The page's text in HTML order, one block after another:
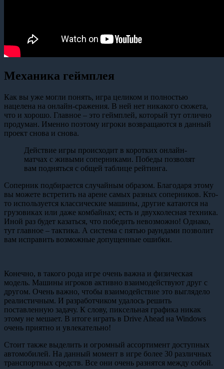
Механика геймплея
Как вы уже могли понять, игра целиком и полностью
нацелена на онлайн-сражения. В ней нет никакого сюжета,
что и хорошо. Главное – это геймплей, который тут отлично
продуман. Именно поэтому игроки возвращаются в данный
проект снова и снова.
Действие игры происходит в коротких онлайн-
матчах с живыми соперниками. Победы позволят
вам подняться с общей таблице рейтинга.
Соперник подбирается случайным образом. Благодаря этому
вы можете встретить на арене самых разных соперников. Кто-
то используется классические машины, другие катаются на
грузовиках или даже комбайнах; есть и двухколесная техника.
Иной раз будет казаться, что победить невозможно! Однако,
тут главное – тактика. А система с пятью раундами позволит
вам исправить возможные допущенные ошибки.
Конечно, в такого рода игре очень важна и физическая
модель. Машины игроков активно взаимодействуют друг с
другом. Очень важно, чтобы взаимодействие это выглядело
реалистичным. И разработчиком удалось решить
поставленную задачу. К слову, пиксельная графика никак
этому не мешает. В итоге играть в Drive Ahead на Windows
очень приятно и увлекательно!
Стоит также выделить и огромный ассортимент доступных
автомобилей. На данный момент в игре более 30 различных
транспортных средств. Все они очень разнятся между собой.